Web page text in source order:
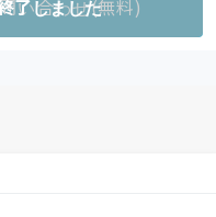
い合わせ(無料)
了しました